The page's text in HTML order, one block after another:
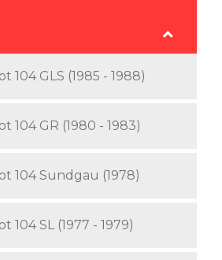
104 GLS (1985 - 1988)
104 GR (1980 - 1983)
104 Sundgau (1978)
104 SL (1977 - 1979)